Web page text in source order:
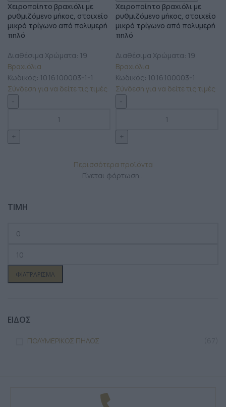
ΤΙΜΗ
ΦΙΛΤΡΆΡΙΣΜΑ
ΕΙΔΟΣ
ΠΟΛΥΜΕΡΙΚΟΣ ΠΗΛΟΣ
Χειροποίητο βραχιόλι με
ρυθμιζόμενο μήκος, στοιχείο
μικρό τρίγωνο από πολυμερή
πηλό
Διαθέσιμα Χρώματα: 19
Βραχιόλια
Κωδικός: 10.16.100003-1-1
Σύνδεση για να δείτε τις τιμές
Χειροποίητο βραχιόλι με
ρυθμιζόμενο μήκος, στοιχείο
μικρό τρίγωνο από πολυμερή
πηλό
Διαθέσιμα Χρώματα: 19
Βραχιόλια
Κωδικός: 10.16.100003-1
Σύνδεση για να δείτε τις τιμές
Περισσότερα προϊόντα
Γίνεται φόρτωση...